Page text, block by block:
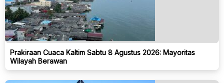
Prakiraan Cuaca Kaltim Sabtu 8 Agustus 2026: Mayoritas
Wilayah Berawan